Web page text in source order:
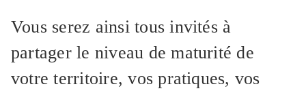
Vous serez ainsi tous invités à
partager le niveau de maturité de
votre territoire, vos pratiques, vos